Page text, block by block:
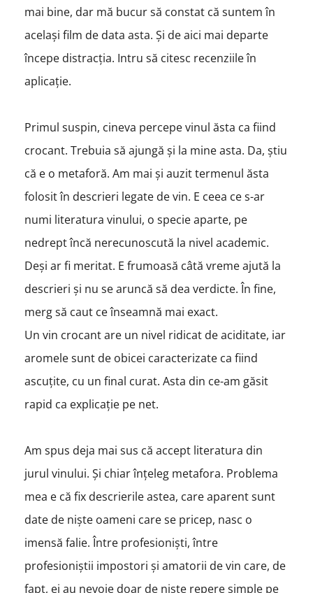
mai bine, dar mă bucur să constat că suntem în
același film de data asta. Și de aici mai departe
începe distracția. Intru să citesc recenziile în
aplicație.
Primul suspin, cineva percepe vinul ăsta ca fiind
crocant. Trebuia să ajungă și la mine asta. Da, știu
că e o metaforă. Am mai și auzit termenul ăsta
folosit în descrieri legate de vin. E ceea ce s-ar
numi literatura vinului, o specie aparte, pe
nedrept încă nerecunoscută la nivel academic.
Deși ar fi meritat. E frumoasă câtă vreme ajută la
descrieri și nu se aruncă să dea verdicte. În fine,
merg să caut ce înseamnă mai exact.
Un vin crocant are un nivel ridicat de aciditate, iar
aromele sunt de obicei caracterizate ca fiind
ascuțite, cu un final curat. Asta din ce-am găsit
rapid ca explicație pe net.
Am spus deja mai sus că accept literatura din
jurul vinului. Și chiar înțeleg metafora. Problema
mea e că fix descrierile astea, care aparent sunt
date de niște oameni care se pricep, nasc o
imensă falie. Între profesioniști, între
profesioniștii impostori și amatorii de vin care, de
fapt, ei au nevoie doar de niște repere simple pe